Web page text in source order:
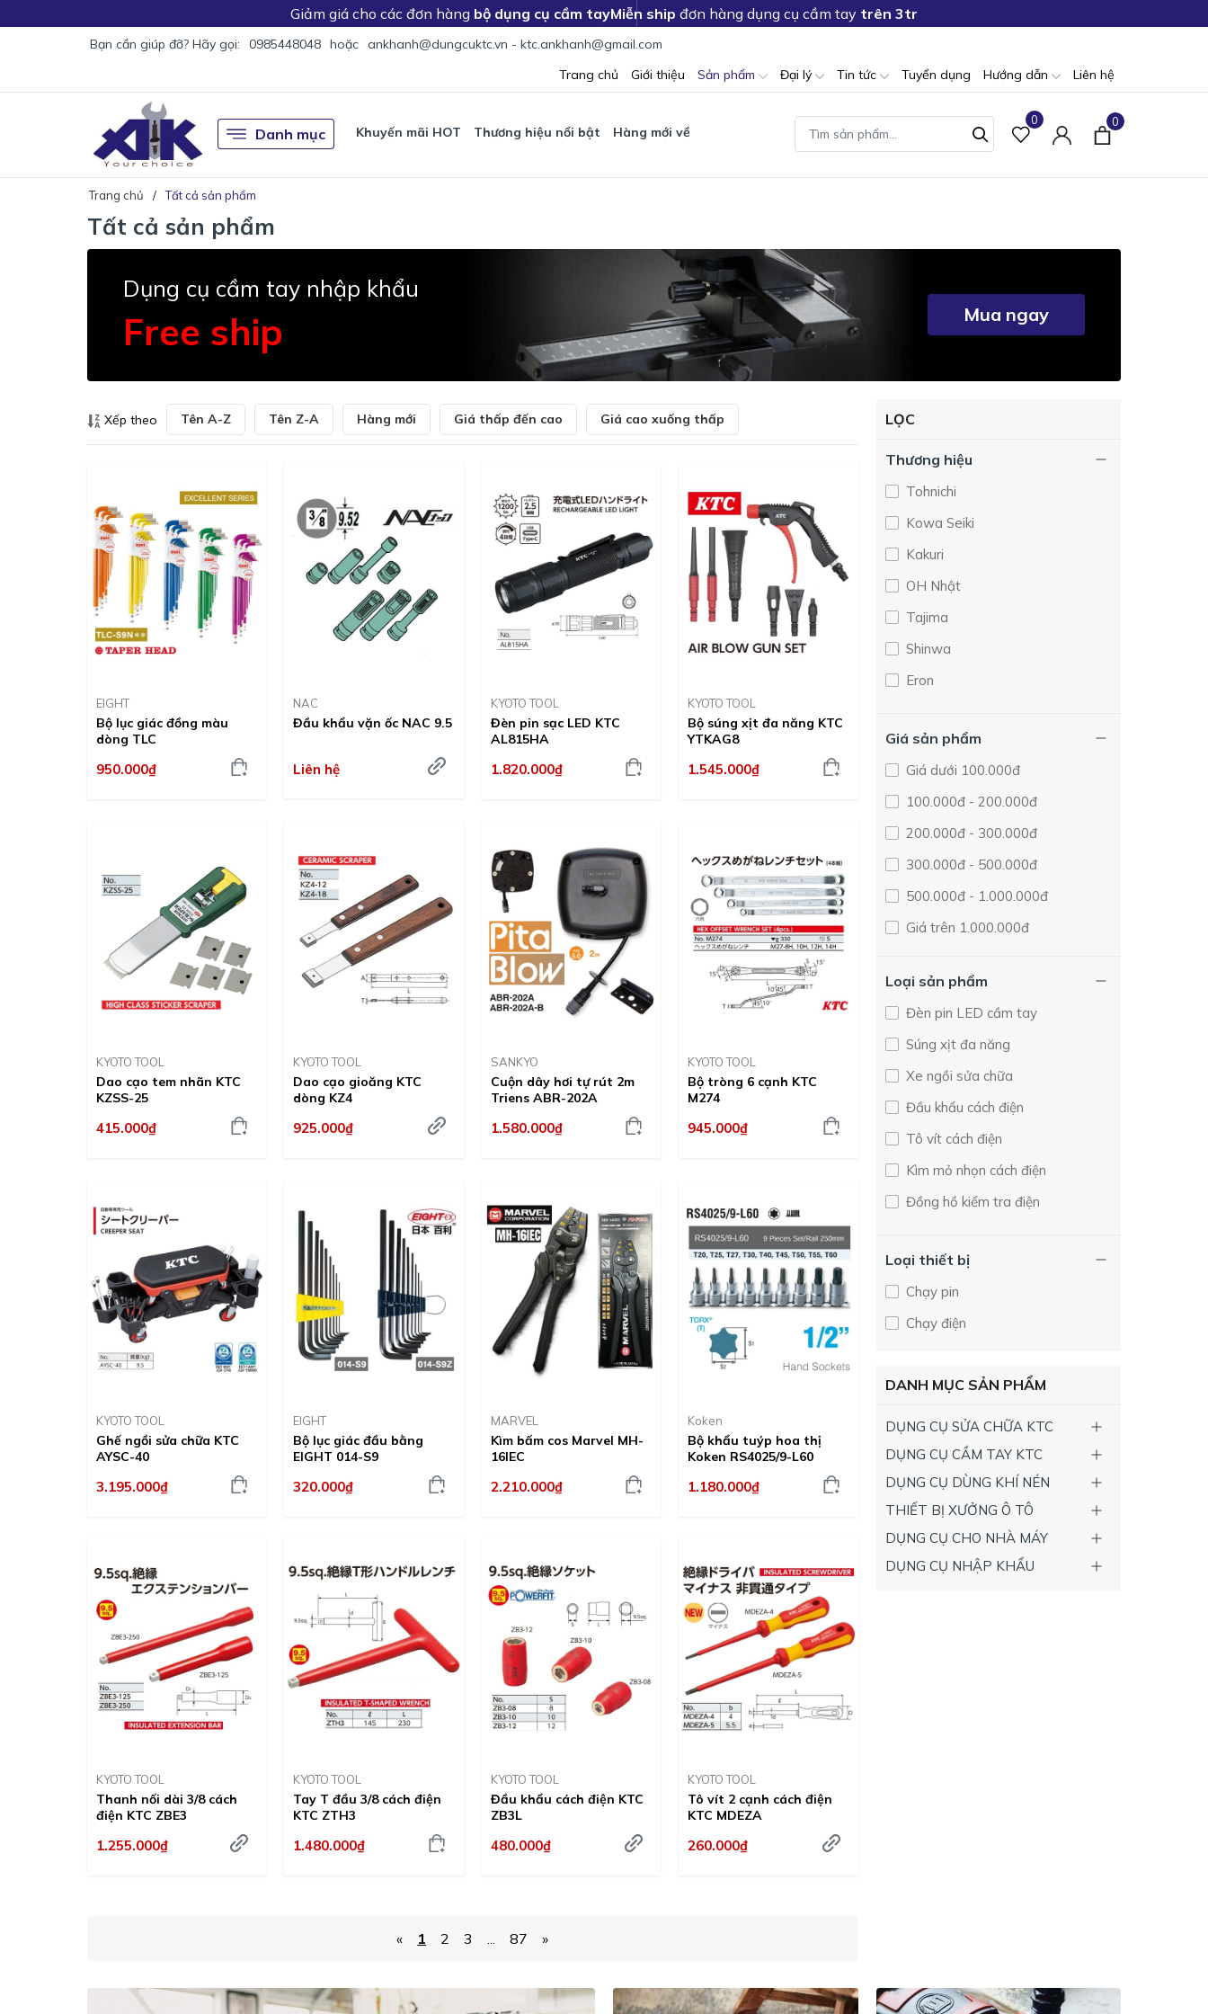
Giảm giá cho các đơn hàng bộ dụng cụ cầm tayMiễn ship đơn hàng dụng cụ cầm tay trên 3tr
Bạn cần giúp đỡ? Hãy gọi: 0985448048 hoặc ankhanh@dungcuktc.vn - ktc.ankhanh@gmail.com
Trang chủ
Giới thiệu Sản phẩm Đại lý Tin tức Tuyển dụng Hướng dẫn Liên hệ
Danh mục Khuyến mãi HOT Thương hiệu nổi bật Hàng mới về
0 0
Trang chủ Tất cả sản phẩm
Tất cả sản phẩm
Dụng cụ cầm tay nhập khẩu
Free ship Mua ngay
Xếp theo Tên A-Z Tên Z-A Hàng mới Giá thấp đến cao Giá cao xuống thấp
EIGHT
Bộ lục giác đồng màu
dòng TLC
950.000₫
NAC
Đầu khẩu vặn ốc NAC 9.5
Liên hệ
KYOTO TOOL
Đèn pin sạc LED KTC
AL815HA
1.820.000₫
KYOTO TOOL
Bộ súng xịt đa năng KTC
YTKAG8
1.545.000₫
KYOTO TOOL
Dao cạo tem nhãn KTC
KZSS-25
415.000₫
KYOTO TOOL
Dao cạo gioăng KTC
dòng KZ4
925.000₫
SANKYO
Cuộn dây hơi tự rút 2m
Triens ABR-202A
1.580.000₫
KYOTO TOOL
Bộ tròng 6 cạnh KTC
M274
945.000₫
KYOTO TOOL
Ghế ngồi sửa chữa KTC
AYSC-40
3.195.000₫
EIGHT
Bộ lục giác đầu bằng
EIGHT 014-S9
320.000₫
MARVEL
Kìm bấm cos Marvel MH-
16IEC
2.210.000₫
Koken
Bộ khẩu tuýp hoa thị
Koken RS4025/9-L60
1.180.000₫
KYOTO TOOL
Thanh nối dài 3/8 cách
điện KTC ZBE3
1.255.000₫
KYOTO TOOL
Tay T đầu 3/8 cách điện
KTC ZTH3
1.480.000₫
KYOTO TOOL
Đầu khẩu cách điện KTC
ZB3L
480.000₫
KYOTO TOOL
Tô vít 2 cạnh cách điện
KTC MDEZA
260.000₫
« 1 2 3 87 »
LỌC
Thương hiệu
Tohnichi
Kowa Seiki
Kakuri
OH Nhật
Tajima
Shinwa
Eron
Neturen
Vessel
Taiwan
Nabeya
Ring Star
OH
Super
Togawa
Mitutoyo
TecMate
Engineer
Niigata Seiki
Koken
NPA
Kyoritsu
Sanwa
ASAHI
DELVO
Giá sản phẩm
Giá dưới 100.000đ
100.000đ - 200.000đ
200.000đ - 300.000đ
300.000đ - 500.000đ
500.000đ - 1.000.000đ
Giá trên 1.000.000đ
Loại sản phẩm
Đèn pin LED cầm tay
Súng xịt đa năng
Xe ngồi sửa chữa
Đầu khẩu cách điện
Tô vít cách điện
Kìm mỏ nhọn cách điện
Đồng hồ kiểm tra điện
Tay xiết tự động
Bộ khẩu tuýp hoa thị
Khay đựng dụng cụ
Cục tạo từ tính
Núm vặn van lốp xe
Bộ đầu khẩu lục giác
Cần siết lực điện tử
Đèn LED sạc cầm tay
Bộ cờ lê tròng mỏng
Bộ tròng mỏng
Giữ ốc cổ lái
Loại thiết bị
Chạy pin
Chạy điện
DANH MỤC SẢN PHẨM
DỤNG CỤ SỬA CHỮA KTC
DỤNG CỤ CẦM TAY KTC
DỤNG CỤ DÙNG KHÍ NÉN
THIẾT BỊ XƯỞNG Ô TÔ
DỤNG CỤ CHO NHÀ MÁY
DỤNG CỤ NHẬP KHẨU